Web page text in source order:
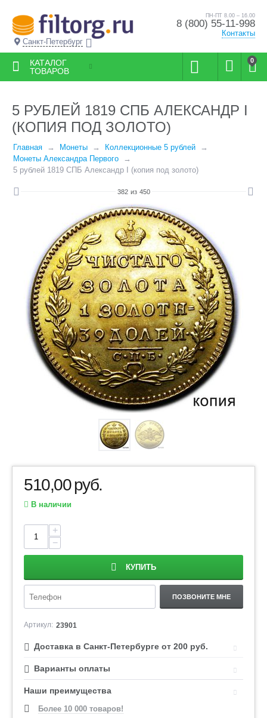
Санкт-Петербург
ПН-ПТ 8.00 – 16.00
8 (800) 55-11-998
Контакты
0
КАТАЛОГ
ТОВАРОВ
5 РУБЛЕЙ 1819 СПБ АЛЕКСАНДР I
(КОПИЯ ПОД ЗОЛОТО)
Главная Монеты
Коллекционные 5 рублей
Монеты Александра Первого
5 рублей 1819 СПБ Александр I (копия под золото)
382 из 450
510,00руб.
В наличии
+
−
КУПИТЬ
ПОЗВОНИТЕ МНЕ
Артикул: 23901
Доставка в Санкт-Петербурге от 200 руб.
Варианты оплаты
Наши преимущества
Более 10 000 товаров!